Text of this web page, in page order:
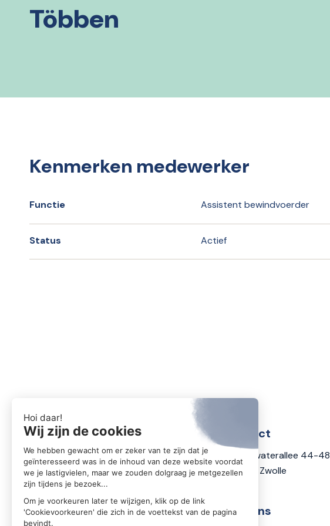
Többen
Kenmerken medewerker
Functie Assistent bewindvoerder
Status Actief
Contact
Zwartewaterallee 44-48
8031 DX Zwolle
Volg ons